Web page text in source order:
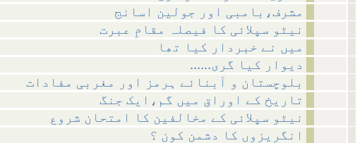
مشرف،بامبی اور جولین اسانج
نیٹو سپلائی کا فیصلہ مقامِ عبرت
میں نے خبردار کیا تھا
......دیوار کیا گری
بلوچستان و آبنائے ہرمز اور مغربی مفادات
تاریخ کے اوراق میں گم،ایک جنگ
نیٹو سپلائی کے مخالفین کا امتحان شروع
انگریزوں کا دشمن کون ؟